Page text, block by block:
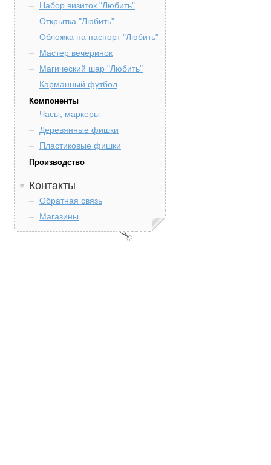
Набор визиток "Любить"
Открытка "Любить"
Обложка на паспорт "Любить"
Мастер вечеринок
Магический шар "Любить"
Карманный футбол
Компоненты
Часы, маркеры
Деревянные фишки
Пластиковые фишки
Производство
Контакты
Обратная связь
Магазины